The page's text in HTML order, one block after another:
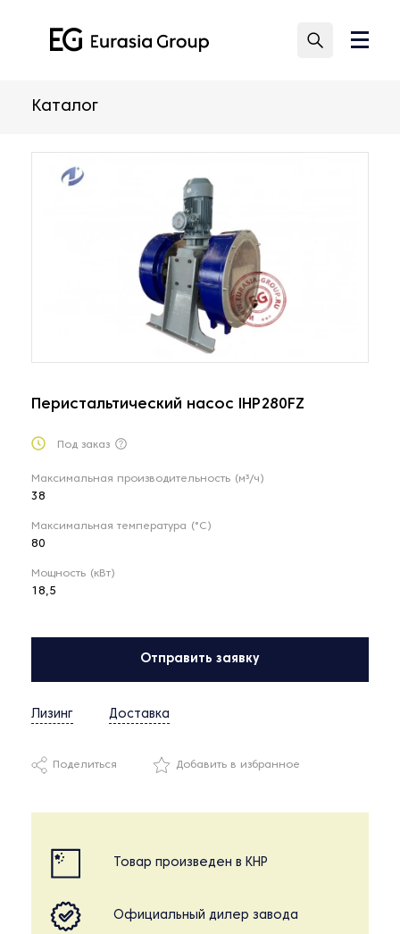
Каталог
Перистальтический насос IHP280FZ
Под заказ
Максимальная производительность (м³/ч)
38
Максимальная температура (°С)
80
Мощность (кВт)
18,5
Отправить заявку
Лизинг Доставка
Поделиться Добавить в избранное
Товар произведен в КНР
Официальный дилер завода